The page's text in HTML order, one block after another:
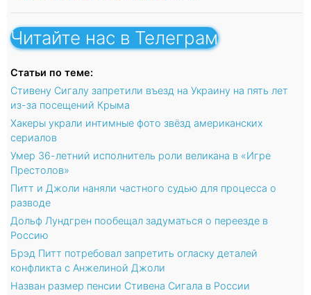
Читайте нас в Телеграм
Статьи по теме:
Стивену Сигалу запретили въезд на Украину на пять лет
из-за посещений Крыма
Хакеры украли интимные фото звёзд американских
сериалов
Умер 36-летний исполнитель роли великана в «Игре
Престолов»
Питт и Джоли наняли частного судью для процесса о
разводе
Дольф Лундгрен пообещал задуматься о переезде в
Россию
Брэд Питт потребовал запретить огласку деталей
конфликта с Анжелиной Джоли
Назван размер пенсии Стивена Сигала в России